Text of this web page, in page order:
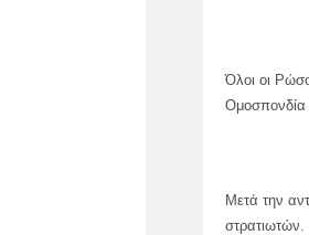
Όλοι οι
Ομοσπονδία
Μετά την
στρατιωτών.